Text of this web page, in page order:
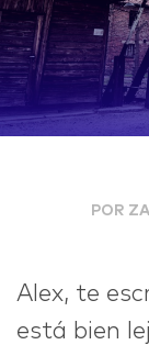
POR
Alex, te
está bien
WORKS